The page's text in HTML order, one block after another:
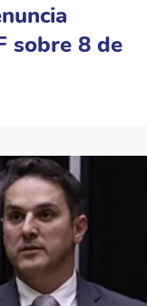
sobre 8 de